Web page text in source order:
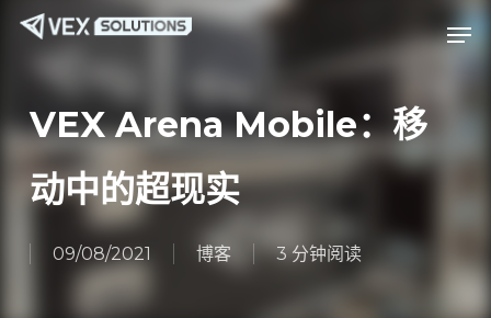
菜单
VEX Arena Mobile：移
动中的超现实
09/08/2021 博客 3 分钟阅读
Menu